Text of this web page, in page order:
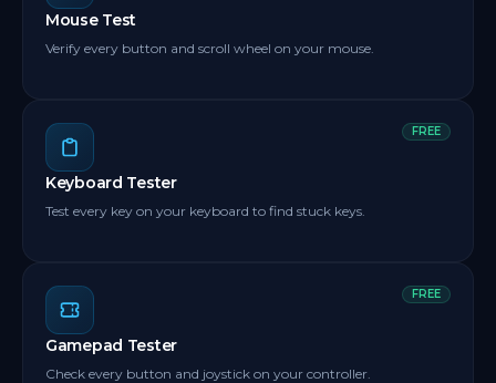
Mouse Test
Verify every button and scroll wheel on your mouse.
FREE
Keyboard Tester
Test every key on your keyboard to find stuck keys.
FREE
Gamepad Tester
Check every button and joystick on your controller.